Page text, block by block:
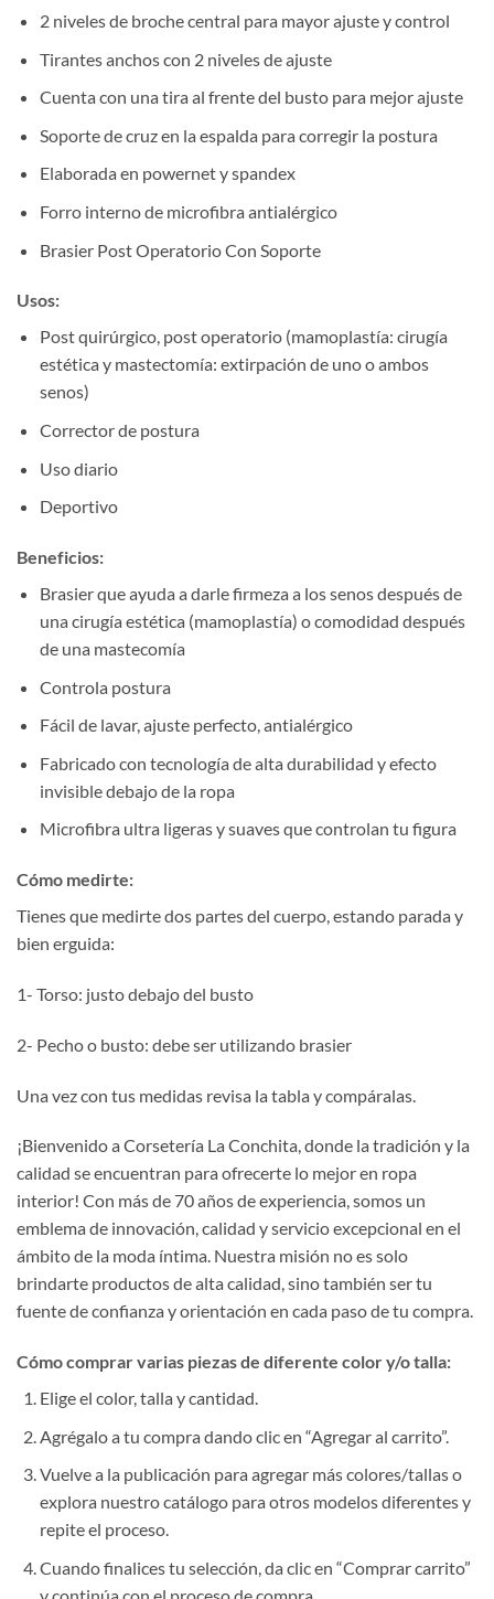
2 niveles de broche central para mayor ajuste y control
Tirantes anchos con 2 niveles de ajuste
Cuenta con una tira al frente del busto para mejor ajuste
Soporte de cruz en la espalda para corregir la postura
Elaborada en powernet y spandex
Forro interno de microfibra antialérgico
Brasier Post Operatorio Con Soporte
Usos:
Post quirúrgico, post operatorio (mamoplastía: cirugía
estética y mastectomía: extirpación de uno o ambos
senos)
Corrector de postura
Uso diario
Deportivo
Beneficios:
Brasier que ayuda a darle firmeza a los senos después de
una cirugía estética (mamoplastía) o comodidad después
de una mastecomía
Controla postura
Fácil de lavar, ajuste perfecto, antialérgico
Fabricado con tecnología de alta durabilidad y efecto
invisible debajo de la ropa
Microfibra ultra ligeras y suaves que controlan tu figura
Cómo medirte:
Tienes que medirte dos partes del cuerpo, estando parada y
bien erguida:
1- Torso: justo debajo del busto
2- Pecho o busto: debe ser utilizando brasier
Una vez con tus medidas revisa la tabla y compáralas.
¡Bienvenido a Corsetería La Conchita, donde la tradición y la
calidad se encuentran para ofrecerte lo mejor en ropa
interior! Con más de 70 años de experiencia, somos un
emblema de innovación, calidad y servicio excepcional en el
ámbito de la moda íntima. Nuestra misión no es solo
brindarte productos de alta calidad, sino también ser tu
fuente de confianza y orientación en cada paso de tu compra.
Cómo comprar varias piezas de diferente color y/o talla:
Elige el color, talla y cantidad.
Agrégalo a tu compra dando clic en “Agregar al carrito”.
Vuelve a la publicación para agregar más colores/tallas o
explora nuestro catálogo para otros modelos diferentes y
repite el proceso.
Cuando finalices tu selección, da clic en “Comprar carrito”